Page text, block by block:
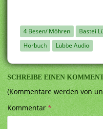
4 Besen/ Möhren Bastei
Hörbuch
Lübbe Audio
SCHREIBE EINEN
(Kommentare werden von
Kommentar*